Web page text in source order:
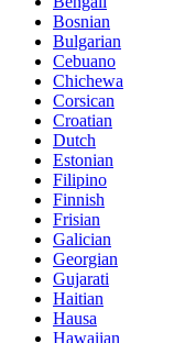
Bosnian
Bulgarian
Cebuano
Chichewa
Corsican
Croatian
Dutch
Estonian
Filipino
Finnish
Frisian
Galician
Georgian
Gujarati
Haitian
Hausa
Hawaiian